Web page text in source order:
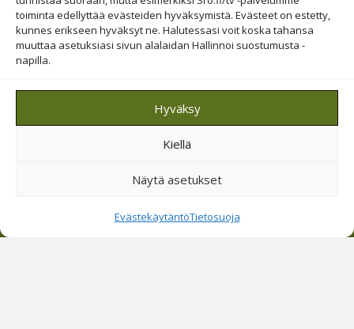
toiminta edellyttää evästeiden hyväksymistä. Evästeet on estetty,
kunnes erikseen hyväksyt ne. Halutessasi voit koska tahansa
muuttaa asetuksiasi sivun alalaidan Hallinnoi suostumusta -
napilla.
Hyväksy
Kiellä
Näytä asetukset
EvästekäytäntöTietosuoja
Raamattu­opisto somessa
Evästesuostumus